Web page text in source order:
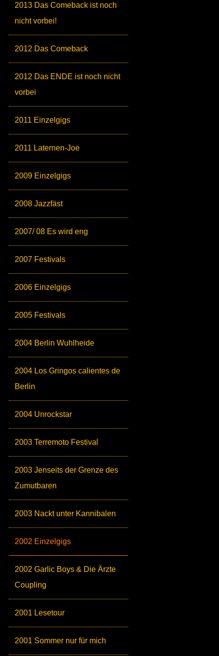
2013 Das Comeback ist noch
nicht vorbei!
2012 Das Comeback
2012 Das ENDE ist noch nicht
vorbei
2011 Einzelgigs
2011 Laternen-Joe
2009 Einzelgigs
2008 Jazzfäst
2007/ 08 Es wird eng
2007 Festivals
2006 Einzelgigs
2005 Festivals
2004 Berlin Wuhlheide
2004 Los Gringos calientes de
Berlin
2004 Unrockstar
2003 Terremoto Festival
2003 Jenseits der Grenze des
Zumutbaren
2003 Nackt unter Kannibalen
2002 Einzelgigs
2002 Garlic Boys & Die Ärzte
Coupling
2001 Lesetour
2001 Sommer nur für mich